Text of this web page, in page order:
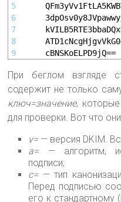
5
6
7
8
9
	 cBNSKoELPD9jQ==
При беглом взгляде
содержит не только
ключ=значение, которые
для проверки. Вот что
v=— версия DKIM.
a=— алгоритм,
подписи;
c=— тип
Перед подписью
его к стандартному